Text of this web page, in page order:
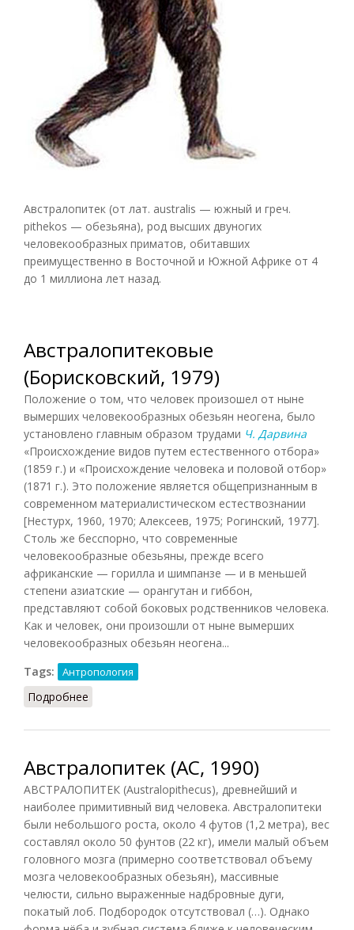
Австралопитек (от лат. australis — южный и греч.
pithekos — обезьяна), род высших двуногих
человекообразных приматов, обитавших
преимущественно в Восточной и Южной Африке от 4
до 1 миллиона лет назад.
Австралопитековые
(Борисковский, 1979)
Положение о том, что человек произошел от ныне
вымерших человекообразных обезьян неогена, было
установлено главным образом трудами Ч. Дарвина
«Происхождение видов путем естественного отбора»
(1859 г.) и «Происхождение человека и половой отбор»
(1871 г.). Это положение является общепризнанным в
современном материалистическом естествознании
[Нестурх, 1960, 1970; Алексеев, 1975; Рогинский, 1977].
Столь же бесспорно, что современные
человекообразные обезьяны, прежде всего
африканские — горилла и шимпанзе — и в меньшей
степени азиатские — орангутан и гиббон,
представляют собой боковых родственников человека.
Как и человек, они произошли от ныне вымерших
человекообразных обезьян неогена...
Tags:
Антропология
Подробнее
Австралопитек (АС, 1990)
АВСТРАЛОПИТЕК (Australopithecus), древнейший и
наиболее примитивный вид человека. Австралопитеки
были небольшого роста, около 4 футов (1,2 метра), вес
составлял около 50 фунтов (22 кг), имели малый объем
головного мозга (примерно соответствовал объему
мозга человекообразных обезьян), массивные
челюсти, сильно выраженные надбровные дуги,
покатый лоб. Подбородок отсутствовал (…). Однако